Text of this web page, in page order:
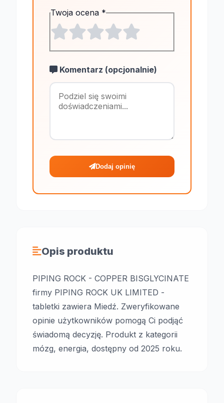
Twoja ocena *
Komentarz (opcjonalnie)
Maksymalnie
Dodaj opinię
Opis produktu
PIPING ROCK - COPPER BISGLYCINATE
firmy PIPING ROCK UK LIMITED -
tabletki zawiera Miedź. Zweryfikowane
opinie użytkowników pomogą Ci podjąć
świadomą decyzję. Produkt z kategorii
mózg, energia, dostępny od 2025 roku.